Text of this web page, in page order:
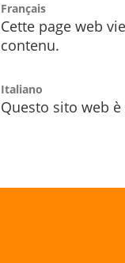
Français
Cette page web
contenu.
Italiano
Questo sito web